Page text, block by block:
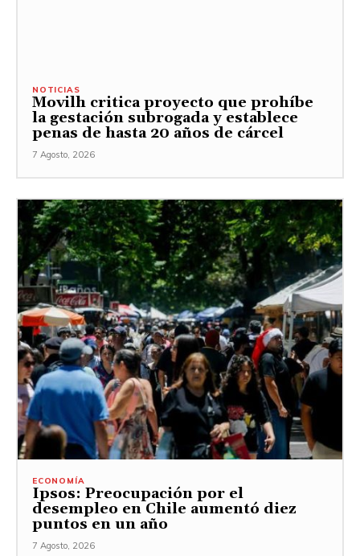
NOTICIAS
Movilh critica proyecto que prohíbe
la gestación subrogada y establece
penas de hasta 20 años de cárcel
7 Agosto, 2026
ECONOMÍA
Ipsos: Preocupación por el
desempleo en Chile aumentó diez
puntos en un año
7 Agosto, 2026